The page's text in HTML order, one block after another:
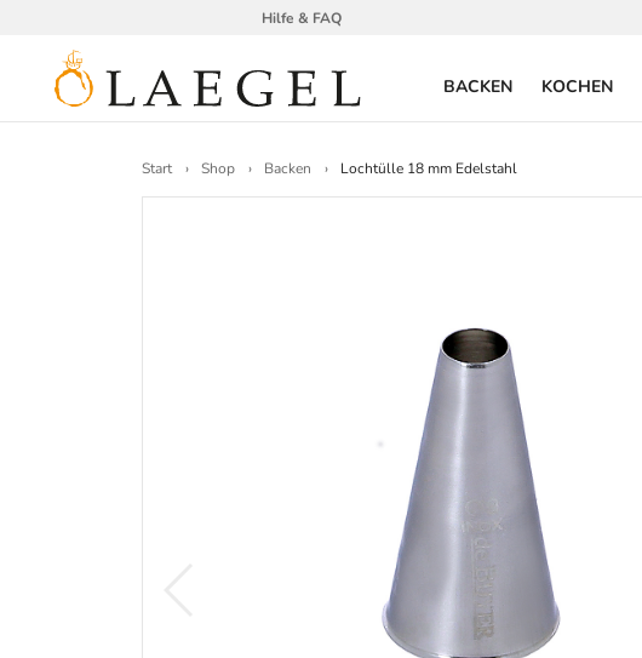
Hilfe & FAQ
BACKEN KOCHEN
Start Shop Backen Lochtülle 18 mm Edelstahl